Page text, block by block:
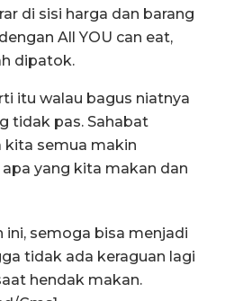
di sisi harga dan barang
All YOU can eat,
dipatok.
itu walau bagus niatnya
tidak pas. Sahabat
kita semua makin
yang kita makan dan
ini, semoga bisa menjadi
tidak ada keraguan lagi
hendak makan.